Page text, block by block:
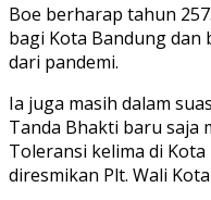
Boe berharap tahun
bagi Kota Bandung
dari pandemi.
Ia juga masih dalam
Tanda Bhakti baru saja
Toleransi kelima di
diresmikan Plt. Wali